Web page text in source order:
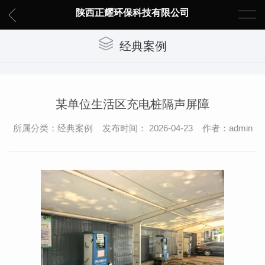
陕西正耀环保科技有限公司
经典案例
某单位生活区充电桩隔声屏障
所属分类：经典案例 发布时间： 2026-04-23 作者：admin